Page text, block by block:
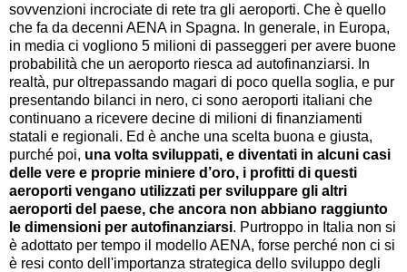
sovvenzioni incrociate di rete tra gli aeroporti. Che è quello
che fa da decenni AENA in Spagna. In generale, in Europa,
in media ci vogliono 5 milioni di passeggeri per avere buone
probabilità che un aeroporto riesca ad autofinanziarsi. In
realtà, pur oltrepassando magari di poco quella soglia, e pur
presentando bilanci in nero, ci sono aeroporti italiani che
continuano a ricevere decine di milioni di finanziamenti
statali e regionali. Ed è anche una scelta buona e giusta,
purché poi, una volta sviluppati, e diventati in alcuni casi
delle vere e proprie miniere d’oro, i profitti di questi
aeroporti vengano utilizzati per sviluppare gli altri
aeroporti del paese, che ancora non abbiano raggiunto
le dimensioni per autofinanziarsi. Purtroppo in Italia non si
è adottato per tempo il modello AENA, forse perché non ci si
è resi conto dell'importanza strategica dello sviluppo degli